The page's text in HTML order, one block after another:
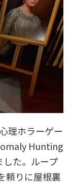
理ホラーゲー
Hunting
た。ループ
頼りに屋根裏